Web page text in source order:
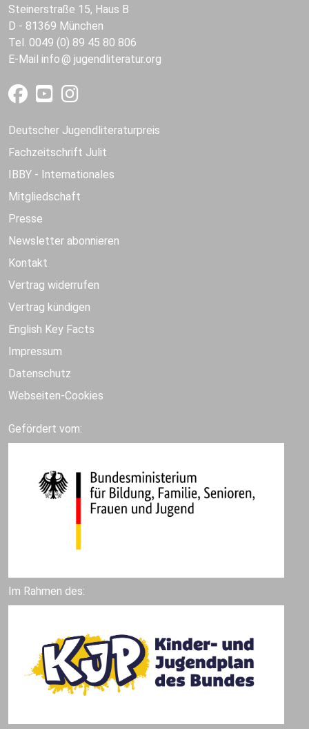
Steinerstraße 15, Haus B
D - 81369 München
Tel. 0049 (0) 89 45 80 806
E-Mail info jugendliteratur.org
Deutscher Jugendliteraturpreis
Fachzeitschrift Julit
IBBY - Internationales
Mitgliedschaft
Presse
Newsletter abonnieren
Kontakt
Vertrag widerrufen
Vertrag kündigen
English Key Facts
Impressum
Datenschutz
Webseiten-Cookies
Gefördert vom:
Im Rahmen des: